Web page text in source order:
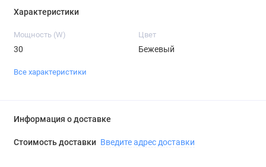
Характеристики
Мощность (W)
30
Цвет
Бежевый
Все характеристики
Информация о доставке
Стоимость доставки Введите адрес доставки